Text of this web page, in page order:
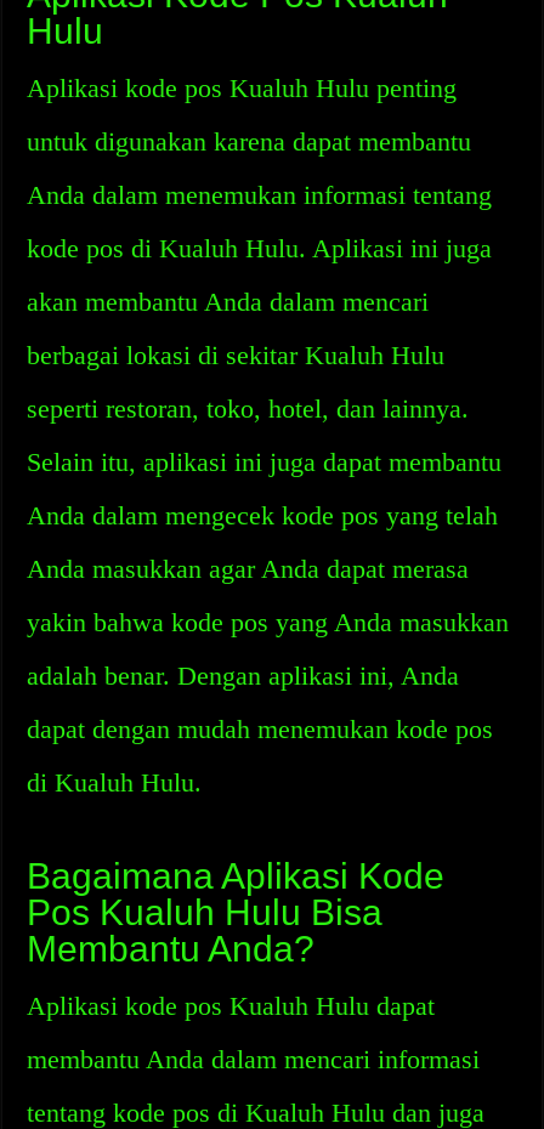
Hulu
Aplikasi kode pos Kualuh Hulu penting
untuk digunakan karena dapat membantu
Anda dalam menemukan informasi tentang
kode pos di Kualuh Hulu. Aplikasi ini juga
akan membantu Anda dalam mencari
berbagai lokasi di sekitar Kualuh Hulu
seperti restoran, toko, hotel, dan lainnya.
Selain itu, aplikasi ini juga dapat membantu
Anda dalam mengecek kode pos yang telah
Anda masukkan agar Anda dapat merasa
yakin bahwa kode pos yang Anda masukkan
adalah benar. Dengan aplikasi ini, Anda
dapat dengan mudah menemukan kode pos
di Kualuh Hulu.
Bagaimana Aplikasi Kode
Pos Kualuh Hulu Bisa
Membantu Anda?
Aplikasi kode pos Kualuh Hulu dapat
membantu Anda dalam mencari informasi
tentang kode pos di Kualuh Hulu dan juga